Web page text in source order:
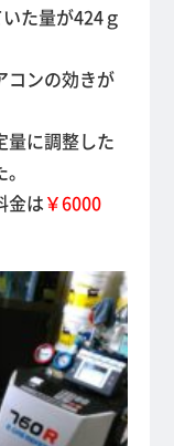
た量が424ｇ
コンの効きが
量に調整した
金は￥6000